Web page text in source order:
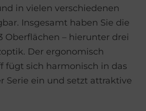
in vielen verschiedenen
Insgesamt haben Sie die
Oberflächen – hierunter drei
Der ergonomisch
fügt sich harmonisch in das
Serie ein und setzt attraktive